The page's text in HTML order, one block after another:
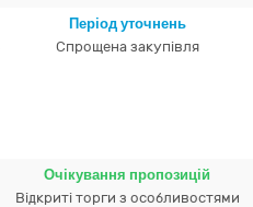
Період уточнень
Спрощена закупівля
Очікування пропозицій
Відкриті торги з особливостями